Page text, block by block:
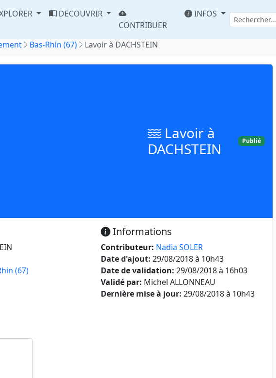
DECOUVRIR
CONTRIBUER
INFOS
Bas-Rhin (67) Lavoir à DACHSTEIN
Lavoir à
DACHSTEIN
Publié
(67)
Informations
Contributeur: Nadia SOLER
Date d'ajout: 29/08/2018 à 10h43
Date de validation: 29/08/2018 à 16h03
Validé par: Michel ALLONNEAU
Dernière mise à jour: 29/08/2018 à 10h43